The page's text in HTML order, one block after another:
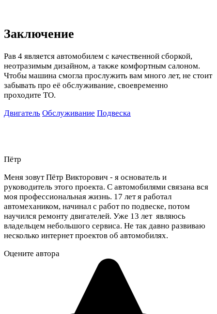
Заключение
Рав 4 является автомобилем с качественной сборкой,
неотразимым дизайном, а также комфортным салоном.
Чтобы машина смогла прослужить вам много лет, не стоит
забывать про её обслуживание, своевременно
проходите ТО.
Двигатель Обслуживание Подвеска
Пётр
Меня зовут Пётр Викторович - я основатель и
руководитель этого проекта. С автомобилями связана вся
моя профессиональная жизнь. 17 лет я работал
автомехаником, начинал с работ по подвеске, потом
научился ремонту двигателей. Уже 13 лет являюсь
владельцем небольшого сервиса. Не так давно развиваю
несколько интернет проектов об автомобилях.
Оцените автора